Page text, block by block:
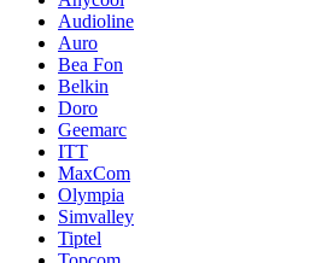
Audioline
Auro
Bea Fon
Belkin
Doro
Geemarc
ITT
MaxCom
Olympia
Simvalley
Tiptel